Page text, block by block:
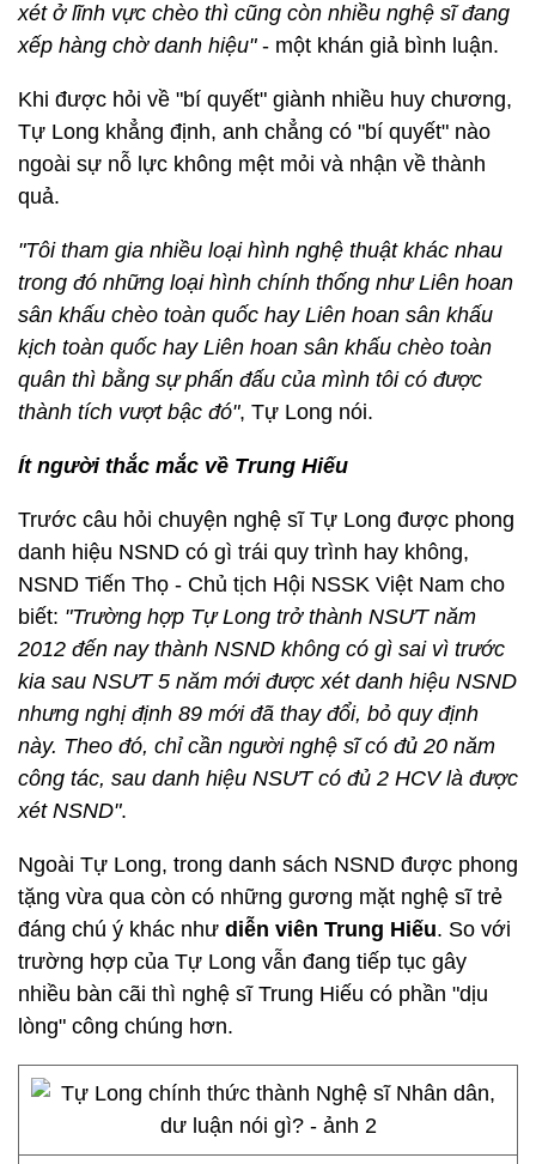
xét ở lĩnh vực chèo thì cũng còn nhiều nghệ sĩ đang
xếp hàng chờ danh hiệu"- một khán giả bình luận.
Khi được hỏi về "bí quyết" giành nhiều huy chương,
Tự Long khẳng định, anh chẳng có "bí quyết" nào
ngoài sự nỗ lực không mệt mỏi và nhận về thành
quả.
"Tôi tham gia nhiều loại hình nghệ thuật khác nhau
trong đó những loại hình chính thống như Liên hoan
sân khấu chèo toàn quốc hay Liên hoan sân khấu
kịch toàn quốc hay Liên hoan sân khấu chèo toàn
quân thì bằng sự phấn đấu của mình tôi có được
thành tích vượt bậc đó", Tự Long nói.
Ít người thắc mắc về Trung Hiếu
Trước câu hỏi chuyện nghệ sĩ Tự Long được phong
danh hiệu NSND có gì trái quy trình hay không,
NSND Tiến Thọ - Chủ tịch Hội NSSK Việt Nam cho
biết: "Trường hợp Tự Long trở thành NSƯT năm
2012 đến nay thành NSND không có gì sai vì trước
kia sau NSƯT 5 năm mới được xét danh hiệu NSND
nhưng nghị định 89 mới đã thay đổi, bỏ quy định
này. Theo đó, chỉ cần người nghệ sĩ có đủ 20 năm
công tác, sau danh hiệu NSƯT có đủ 2 HCV là được
xét NSND".
Ngoài Tự Long, trong danh sách NSND được phong
tặng vừa qua còn có những gương mặt nghệ sĩ trẻ
đáng chú ý khác như diễn viên Trung Hiếu. So với
trường hợp của Tự Long vẫn đang tiếp tục gây
nhiều bàn cãi thì nghệ sĩ Trung Hiếu có phần "dịu
lòng" công chúng hơn.